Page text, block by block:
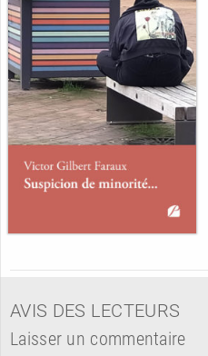
AVIS DES LECTEURS
Laisser un commentaire